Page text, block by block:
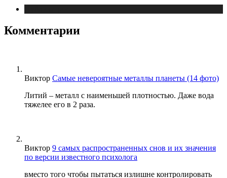
Комментарии
Виктор Самые невероятные металлы планеты (14 фото)
Литий – металл с наименьшей плотностью. Даже вода
тяжелее его в 2 раза.
Виктор 9 самых распространенных снов и их значения
по версии известного психолога
вместо того чтобы пытаться излишне контролировать